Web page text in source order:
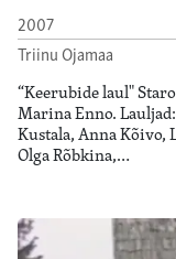
2007
Triinu Ojamaa
“Keerubide laul"
Marina Enno.
Kustala, Anna Kõivo,
Olga Rõbkina,…